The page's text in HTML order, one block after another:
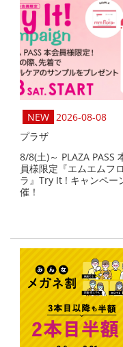
2026-08-08
プラザ
8/8(土)～ PLAZA PASS
員様限定『エムエムフ
ラ』Try It ! キャンペー
催！